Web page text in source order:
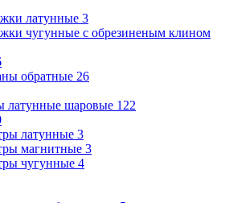
латунные 3
чугунные с обрезиненым клином
обратные 26
латунные шаровые 122
латунные 3
магнитные 3
чугунные 4